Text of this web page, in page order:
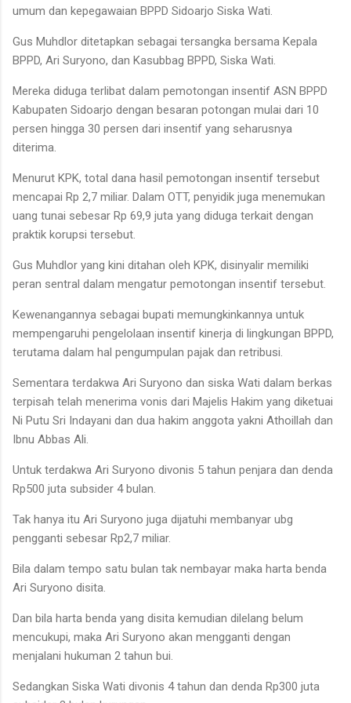
umum dan kepegawaian BPPD Sidoarjo Siska Wati.
Gus Muhdlor ditetapkan sebagai tersangka bersama Kepala
BPPD, Ari Suryono, dan Kasubbag BPPD, Siska Wati.
Mereka diduga terlibat dalam pemotongan insentif ASN BPPD
Kabupaten Sidoarjo dengan besaran potongan mulai dari 10
persen hingga 30 persen dari insentif yang seharusnya
diterima.
Menurut KPK, total dana hasil pemotongan insentif tersebut
mencapai Rp 2,7 miliar. Dalam OTT, penyidik juga menemukan
uang tunai sebesar Rp 69,9 juta yang diduga terkait dengan
praktik korupsi tersebut.
Gus Muhdlor yang kini ditahan oleh KPK, disinyalir memiliki
peran sentral dalam mengatur pemotongan insentif tersebut.
Kewenangannya sebagai bupati memungkinkannya untuk
mempengaruhi pengelolaan insentif kinerja di lingkungan BPPD,
terutama dalam hal pengumpulan pajak dan retribusi.
Sementara terdakwa Ari Suryono dan siska Wati dalam berkas
terpisah telah menerima vonis dari Majelis Hakim yang diketuai
Ni Putu Sri Indayani dan dua hakim anggota yakni Athoillah dan
Ibnu Abbas Ali.
Untuk terdakwa Ari Suryono divonis 5 tahun penjara dan denda
Rp500 juta subsider 4 bulan.
Tak hanya itu Ari Suryono juga dijatuhi membanyar ubg
pengganti sebesar Rp2,7 miliar.
Bila dalam tempo satu bulan tak nembayar maka harta benda
Ari Suryono disita.
Dan bila harta benda yang disita kemudian dilelang belum
mencukupi, maka Ari Suryono akan mengganti dengan
menjalani hukuman 2 tahun bui.
Sedangkan Siska Wati divonis 4 tahun dan denda Rp300 juta